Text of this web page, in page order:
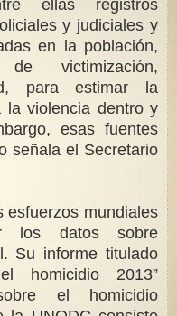
ellas registros
y judiciales y
en la población,
victimización,
para estimar la
la violencia dentro y
esas fuentes
señala el Secretario
esfuerzos mundiales
los datos sobre
Su informe titulado
homicidio 2013”
el homicidio